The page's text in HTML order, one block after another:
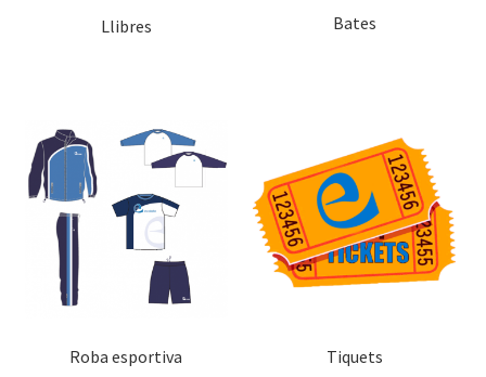
Llibres Bates
Roba esportiva Tiquets